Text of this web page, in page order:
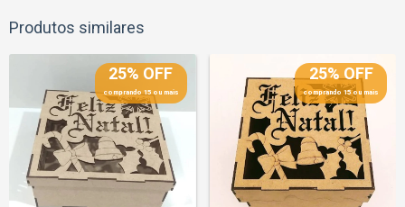
Produtos similares
25% OFF
comprando 15 ou mais
25% OFF
comprando 15 ou mais